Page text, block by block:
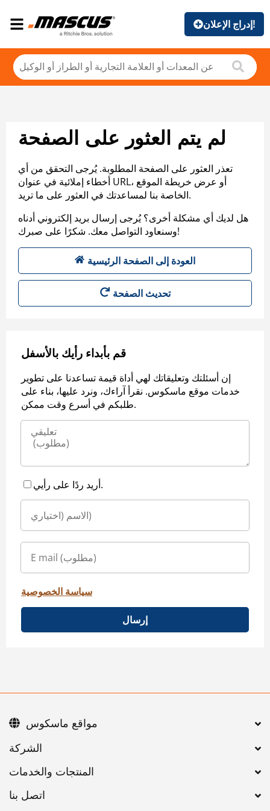
إدراج الإعلان!
لم يتم العثور على الصفحة
تعذر العثور على الصفحة المطلوبة. يُرجى التحقق من أي
أخطاء إملائية في عنوان URL، أو عرض خريطة الموقع
الخاصة بنا لمساعدتك في العثور على ما تريد.
هل لديك أي مشكلة أخرى؟ يُرجى إرسال بريد إلكتروني أدناه
وسنعاود التواصل معك. شكرًا على صبرك!
العودة إلى الصفحة الرئيسية
تحديث الصفحة
قم بأبداء رأيك بالأسفل
إن أسئلتك وتعليقاتك لهي أداة قيمة تساعدنا على تطوير
خدمات موقع ماسكوس. نقرأ آراءك، ونرد عليها، بناء على
طلبكم في أسرع وقت ممكن.
أريد ردًا على رأيي.
سياسة الخصوصية
إرسال
اتصل بنا
مواقع ماسكوس